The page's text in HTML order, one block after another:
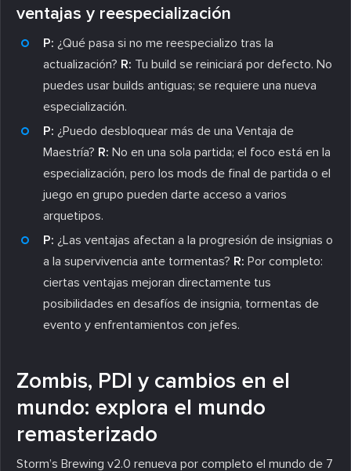
ventajas y reespecialización
P: ¿Qué pasa si no me reespecializo tras la
actualización? R: Tu build se reiniciará por defecto. No
puedes usar builds antiguas; se requiere una nueva
especialización.
P: ¿Puedo desbloquear más de una Ventaja de
Maestría? R: No en una sola partida; el foco está en la
especialización, pero los mods de final de partida o el
juego en grupo pueden darte acceso a varios
arquetipos.
P: ¿Las ventajas afectan a la progresión de insignias o
a la supervivencia ante tormentas? R: Por completo:
ciertas ventajas mejoran directamente tus
posibilidades en desafíos de insignia, tormentas de
evento y enfrentamientos con jefes.
Zombis, PDI y cambios en el
mundo: explora el mundo
remasterizado
Storm’s Brewing v2.0 renueva por completo el mundo de 7